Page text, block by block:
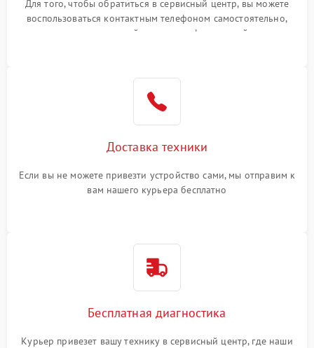
Для того, чтобы обратиться в сервисный центр, вы можете
воспользоваться контактным телефоном самостоятельно,
или оставить свой номер телефона на сайте
Доставка техники
Если вы не можете привезти устройство сами, мы отправим к
вам нашего курьера бесплатно
Бесплатная диагностика
Курьер привезет вашу технику в сервисный центр, где наши